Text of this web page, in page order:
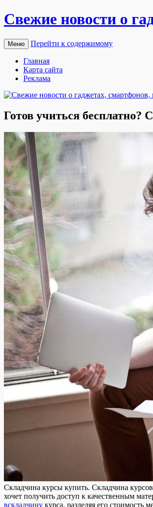
Свежие новости о
Меню Перейти к содержимому
Главная
Карта сайта
Реклама
Готов учиться бесплатно?
Склaдчинa курсы купить. Склaдчинa
хочет получить доступ к качественным
вскладчину курса, разделяя его